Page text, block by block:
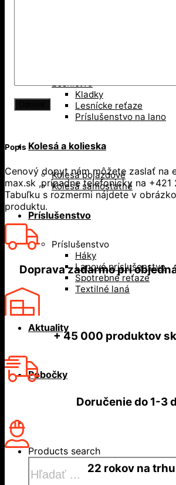
Lesníctvo
Kladky
Lesnícke reťaze
Príslušenstvo na lano
Kolesá a kolieska
Kolesá pojazdové
Kolesá samostatné
Príslušenstvo
Príslušenstvo
Háky
Lanové príslušenstvo
Spotrebné reťaze
Textilné laná
Aktuality
Pobočky
Products search
Popis
Cenový dopyt nám môžete zaslať na
max.sk ,prípadne telefonicky na +421
Tabuľku s rozmermi nájdete v
produktu.
Doprava zadarmopri
+ 45 000 produktov
Doručenie do1-3
22 rokov na trhu